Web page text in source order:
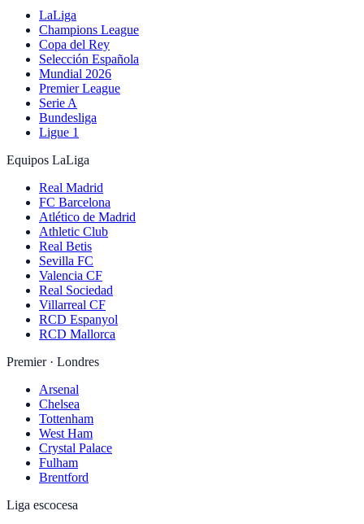
LaLiga
Champions League
Copa del Rey
Selección Española
Mundial 2026
Premier League
Serie A
Bundesliga
Ligue 1
Equipos LaLiga
Real Madrid
FC Barcelona
Atlético de Madrid
Athletic Club
Real Betis
Sevilla FC
Valencia CF
Real Sociedad
Villarreal CF
RCD Espanyol
RCD Mallorca
Premier · Londres
Arsenal
Chelsea
Tottenham
West Ham
Crystal Palace
Fulham
Brentford
Liga escocesa